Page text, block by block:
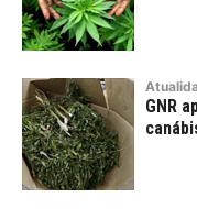
GNR